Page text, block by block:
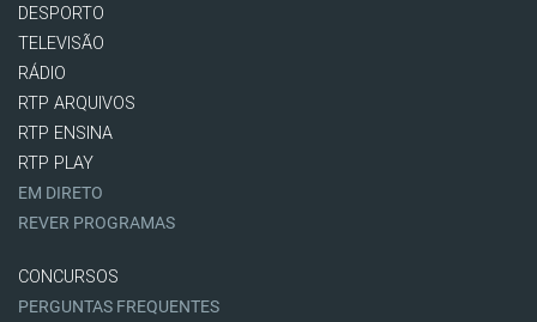
DESPORTO
TELEVISÃO
RÁDIO
RTP ARQUIVOS
RTP ENSINA
RTP PLAY
EM DIRETO
REVER PROGRAMAS
CONCURSOS
PERGUNTAS FREQUENTES